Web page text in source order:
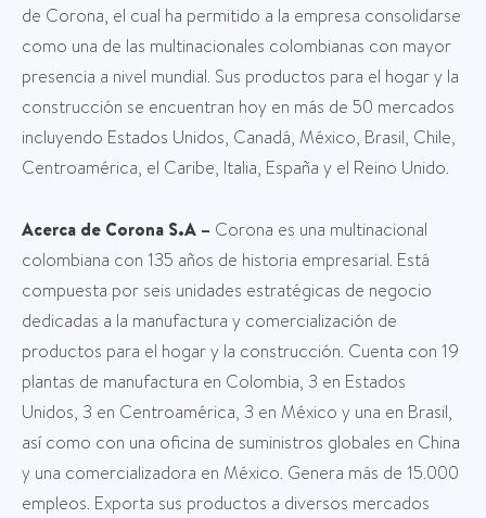
de Corona, el cual ha permitido a la empresa consolidarse
como una de las multinacionales colombianas con mayor
presencia a nivel mundial. Sus productos para el hogar y la
construcción se encuentran hoy en más de 50 mercados
incluyendo Estados Unidos, Canadá, México, Brasil, Chile,
Centroamérica, el Caribe, Italia, España y el Reino Unido.
Acerca de Corona S.A – Corona es una multinacional
colombiana con 135 años de historia empresarial. Está
compuesta por seis unidades estratégicas de negocio
dedicadas a la manufactura y comercialización de
productos para el hogar y la construcción. Cuenta con 19
plantas de manufactura en Colombia, 3 en Estados
Unidos, 3 en Centroamérica, 3 en México y una en Brasil,
así como con una oficina de suministros globales en China
y una comercializadora en México. Genera más de 15.000
empleos. Exporta sus productos a diversos mercados